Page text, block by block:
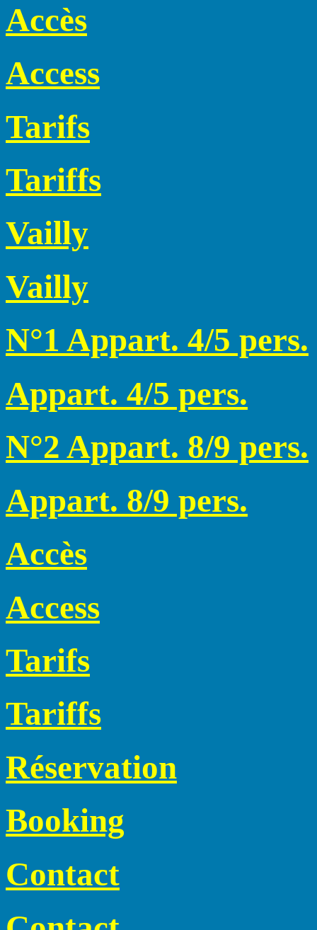
Accès
Access
Tarifs
Tariffs
Vailly
Vailly
N°1 Appart. 4/5 pers.
Appart. 4/5 pers.
N°2 Appart. 8/9 pers.
Appart. 8/9 pers.
Accès
Access
Tarifs
Tariffs
Réservation
Booking
Contact